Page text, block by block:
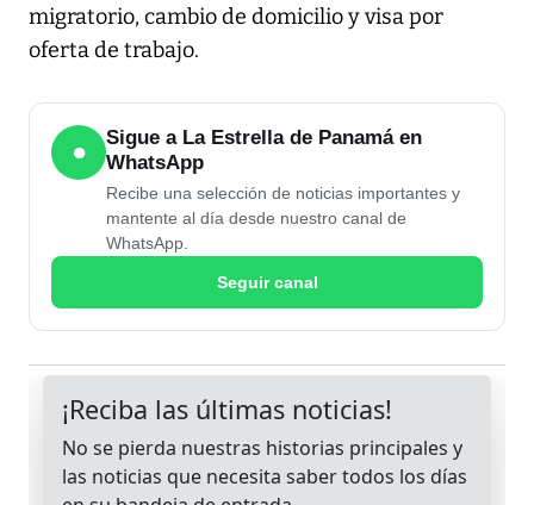
migratorio, cambio de domicilio y visa por
oferta de trabajo.
●
Sigue a La Estrella de Panamá en
WhatsApp
Recibe una selección de noticias importantes y
mantente al día desde nuestro canal de
WhatsApp.
Seguir canal